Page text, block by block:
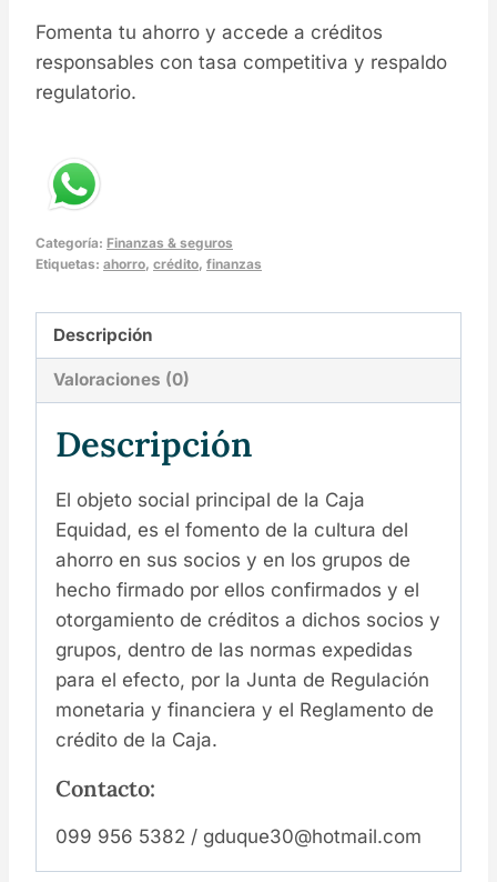
Fomenta tu ahorro y accede a créditos
responsables con tasa competitiva y respaldo
regulatorio.
Categoría: Finanzas & seguros
Etiquetas: ahorro, crédito, finanzas
Descripción
Valoraciones (0)
Descripción
El objeto social principal de la Caja
Equidad, es el fomento de la cultura del
ahorro en sus socios y en los grupos de
hecho firmado por ellos confirmados y el
otorgamiento de créditos a dichos socios y
grupos, dentro de las normas expedidas
para el efecto, por la Junta de Regulación
monetaria y financiera y el Reglamento de
crédito de la Caja.
Contacto:
099 956 5382 / gduque30@hotmail.com